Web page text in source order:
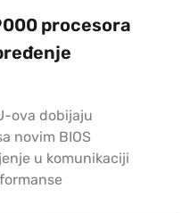
procesora
ova dobijaju
novim BIOS
u komunikaciji